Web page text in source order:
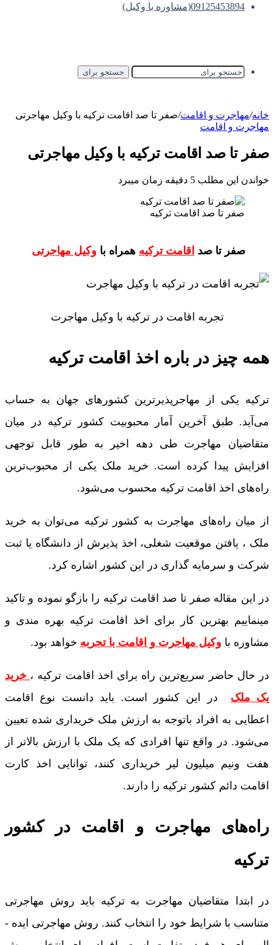
09125453894(مشاوره با وکیل)
جستجو برای
خانه/مهاجرت و اقامت/صفر تا صد اقامت ترکیه با وکیل مهاجرتی
مهاجرت و اقامت
صفر تا صد اقامت ترکیه با وکیل مهاجرتی
خواندن این مطلب 5 دقیقه زمان میبرد
صفر تا صد اقامت ترکیه
صفر تا صد اقامت ترکیه همراه با وکیل مهاجرتی
تجربه اقامت در ترکیه با وکیل مهاجرت
همه چیز در باره اخذ اقامت ترکیه
ترکیه یکی از مهاجرپذیرترین کشورهای جهان به­ حساب
می‌آید. طبق آخرین آمار محبوبیت کشور ترکیه در میان
متقاضیان مهاجرت طی دهه اخیر به طور قابل توجهی
افزایش پیدا کرده است. خرید ملک یکی از محبوب‌ترین
راه‌های اخذ اقامت ترکیه محسوب می‌شود.
از میان راه‌های مهاجرت به کشور ترکیه می‌توان به خرید
ملک ، یافتن موقعیت شغلی، اخذ پذیرش از دانشگاه یا ثبت
شرکت و سرمایه گذاری در این کشور اشاره کرد.
در این مقاله صفر تا صد اقامت ترکیه را بازگو نموده و تاکید
مینماییم بهترین کار برای اخذ اقامت ترکیه بهره مندی و
مشاوره با وکیل مهاجرت و اقامت با تجربه خواهد بود.
در حال حاضر سریع‌ترین راه برای اخذ اقامت ترکیه ، خرید
یک ملک
در این کشور است. باید دانست نوع اقامت
اعطایی به افراد باتوجه ­به ارزش ملک خریداری شده تعیین
می‌شود. در واقع تنها افرادی که یک ملک با ارزش بالاتر از
هفت ونیم میلیون لیر خریداری کنند، توانایی اخذ کارت
اقامت دائم کشور ترکیه را دارند.
راه‌های مهاجرت و اقامت در کشور
ترکیه
در ابتدا متقاضیان مهاجرت به ترکیه باید روش مهاجرتی
متناسب با شرایط خود را انتخاب کنند. روش مهاجرتی ایده ­